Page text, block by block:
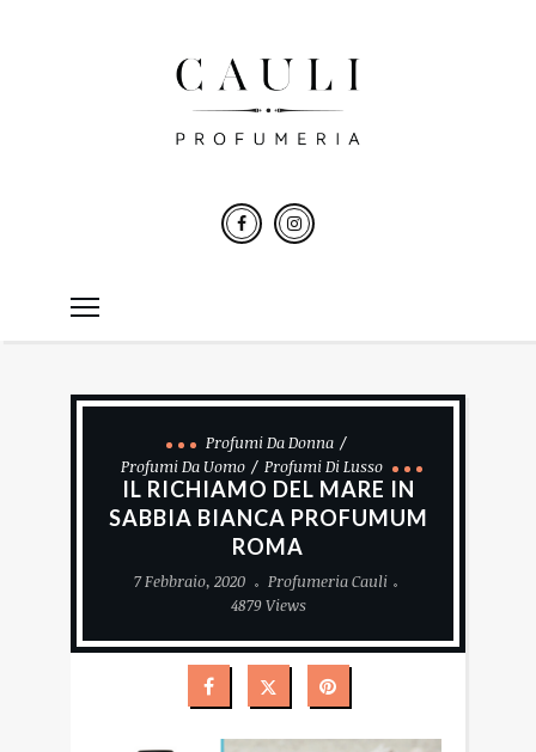
Profumi Da Donna
Profumi Da Uomo
Profumi Di Lusso
IL RICHIAMO DEL MARE IN
SABBIA BIANCA PROFUMUM
ROMA
7 Febbraio, 2020
Profumeria Cauli
4879 Views